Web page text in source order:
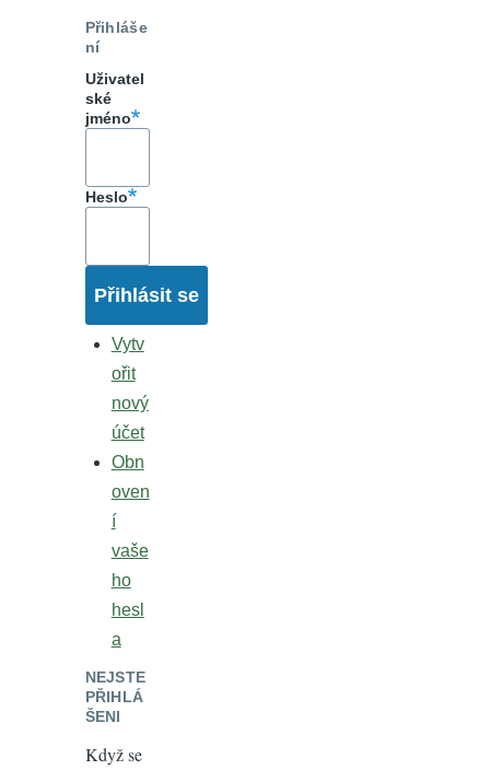
Přihláše
ní
Uživatel
ské
jméno
Heslo
Vytv
ořit
nový
účet
Obn
oven
í
vaše
ho
hesl
a
NEJSTE
PŘIHLÁ
ŠENI
Když se